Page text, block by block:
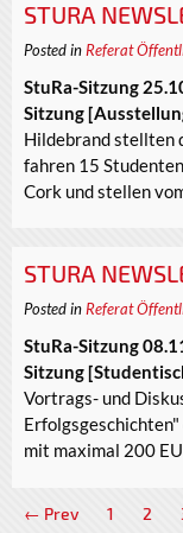
STURA
Posted in Referat
StuRa-Sitzung
Sitzung
Hildebrand stellten
fahren 15
Cork und stellen
STURA
Posted inReferat
StuRa-Sitzung
Sitzung
Vortrags- und
mit maximal 200
← Prev 1 2